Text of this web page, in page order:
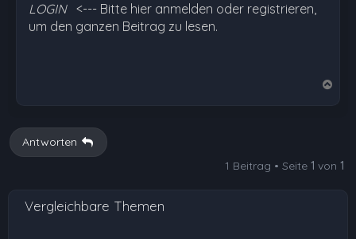
LOGIN <--- Bitte hier anmelden oder registrieren,
um den ganzen Beitrag zu lesen.
b
Antworten
1 Beitrag • Seite 1 von 1
Vergleichbare Themen